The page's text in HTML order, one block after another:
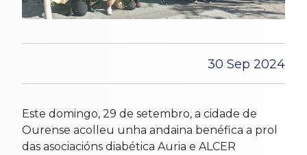
30 Sep 2024
Este domingo, 29 de setembro, a cidade de
Ourense acolleu unha andaina benéfica a prol
das asociacións diabética Auria e ALCER